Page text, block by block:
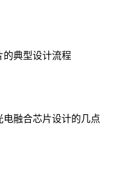
的典型设计流程
电融合芯片设计的几点